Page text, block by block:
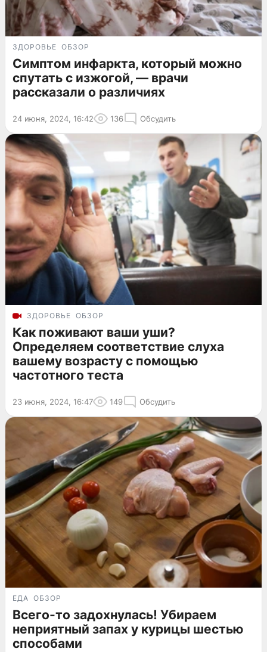
ЗДОРОВЬЕ ОБЗОР
Симптом инфаркта, который можно
спутать с изжогой, — врачи
рассказали о различиях
24 июня, 2024, 16:42 136 Обсудить
ЗДОРОВЬЕ ОБЗОР
Как поживают ваши уши?
Определяем соответствие слуха
вашему возрасту с помощью
частотного теста
23 июня, 2024, 16:47 149 Обсудить
ЕДА ОБЗОР
Всего-то задохнулась! Убираем
неприятный запах у курицы шестью
способами